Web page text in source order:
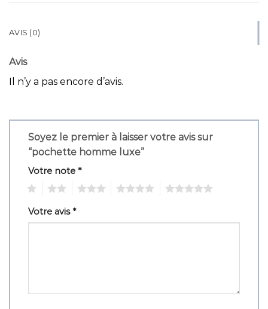
AVIS (0)
Avis
Il n’y a pas encore d’avis.
Soyez le premier à laisser votre avis sur
“pochette homme luxe”
Votre note *
Votre avis*